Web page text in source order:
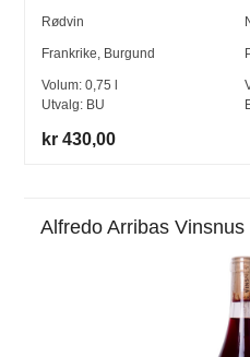
Rødvin
Frankrike, Burgund
Volum:0,75
Utvalg: BU
kr 430,00
Alfredo Arribas